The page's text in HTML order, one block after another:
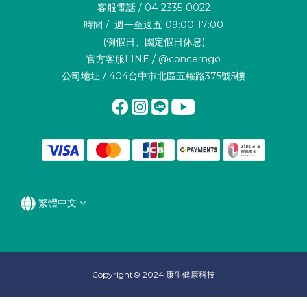
客服電話 / 04-2335-0022
時間 / 週一至週五 09:00-17:00
(例假日、國定假日休息)
官方客服LINE / @concerngo
公司地址 / 404台中市北區五權路375號5樓
繁體中文
Copyright© 2024 康生健康科技